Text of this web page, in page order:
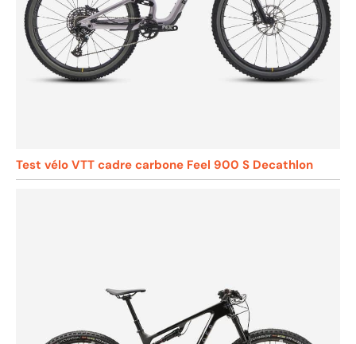
Test vélo VTT cadre carbone Feel 900 S Decathlon